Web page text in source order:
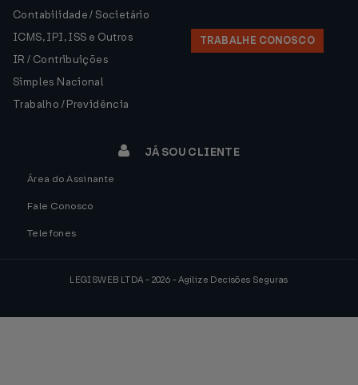
Contabilidade / Societário
ICMS, IPI, ISS e Outros
IR / Contribuições
Simples Nacional
Trabalho / Previdência
TRABALHE CONOSCO
JÁ SOU CLIENTE
Área do Assinante
Fale Conosco
Telefones
LEGISWEB LTDA - 2026 - Agilize Decisões Seguras